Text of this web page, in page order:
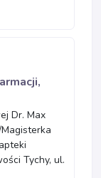
Dr. Max
Tychy, ul.